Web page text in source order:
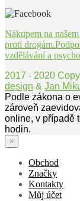
Nákupem na
proti
vzdělávání a
2017 - 2020
design & Jan
Podle zákona o
zároveň
online, v případě
hodin.
×
Obchod
Značky
Kontakty
Můj účet